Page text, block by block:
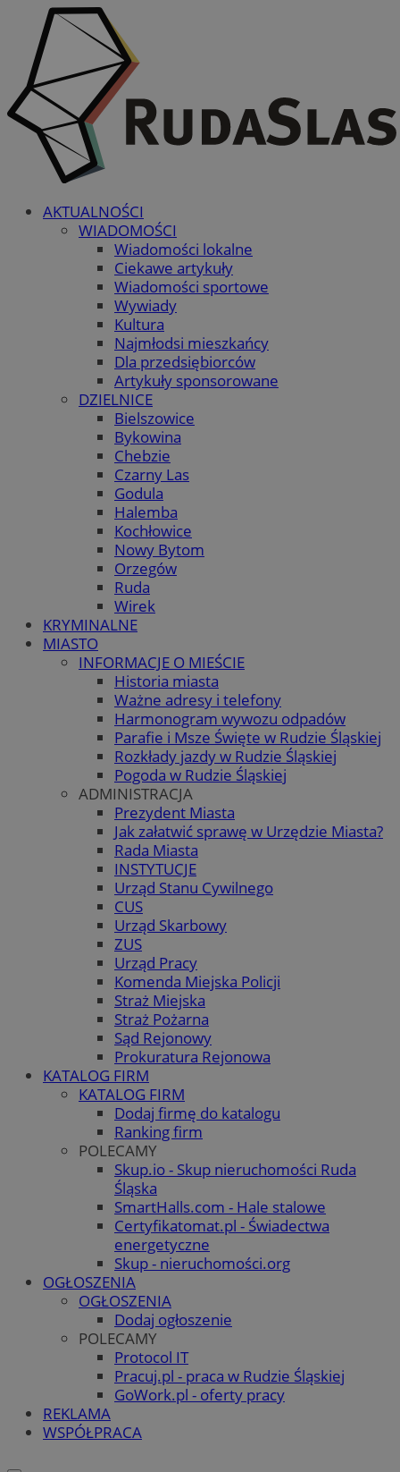
AKTUALNOŚCI
WIADOMOŚCI
Wiadomości lokalne
Ciekawe artykuły
Wiadomości sportowe
Wywiady
Kultura
Najmłodsi mieszkańcy
Dla przedsiębiorców
Artykuły sponsorowane
DZIELNICE
Bielszowice
Bykowina
Chebzie
Czarny Las
Godula
Halemba
Kochłowice
Nowy Bytom
Orzegów
Ruda
Wirek
KRYMINALNE
MIASTO
INFORMACJE O MIEŚCIE
Historia miasta
Ważne adresy i telefony
Harmonogram wywozu odpadów
Parafie i Msze Święte w Rudzie Śląskiej
Rozkłady jazdy w Rudzie Śląskiej
Pogoda w Rudzie Śląskiej
ADMINISTRACJA
Prezydent Miasta
Jak załatwić sprawę w Urzędzie Miasta?
Rada Miasta
INSTYTUCJE
Urząd Stanu Cywilnego
CUS
Urząd Skarbowy
ZUS
Urząd Pracy
Komenda Miejska Policji
Straż Miejska
Straż Pożarna
Sąd Rejonowy
Prokuratura Rejonowa
KATALOG FIRM
KATALOG FIRM
Dodaj firmę do katalogu
Ranking firm
POLECAMY
Skup.io - Skup nieruchomości Ruda
Śląska
SmartHalls.com - Hale stalowe
Certyfikatomat.pl - Świadectwa
energetyczne
Skup - nieruchomości.org
OGŁOSZENIA
OGŁOSZENIA
Dodaj ogłoszenie
POLECAMY
Protocol IT
Pracuj.pl - praca w Rudzie Śląskiej
GoWork.pl - oferty pracy
REKLAMA
WSPÓŁPRACA